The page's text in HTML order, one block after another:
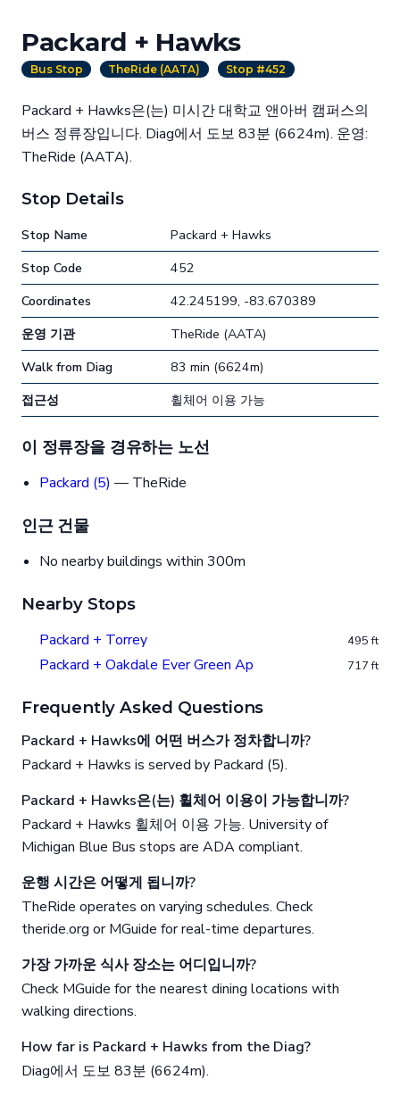
Packard + Hawks
Bus Stop TheRide (AATA) Stop #452
Packard + Hawks은(는) 미시간 대학교 앤아버 캠퍼스의
버스 정류장입니다. Diag에서 도보 83분 (6624m). 운영:
TheRide (AATA).
Stop Details
Stop Name
Packard + Hawks
Stop Code
452
Coordinates
42.245199, -83.670389
운영 기관
TheRide (AATA)
Walk from Diag
83 min (6624m)
접근성
휠체어 이용 가능
이 정류장을 경유하는 노선
Packard (5) — TheRide
인근 건물
No nearby buildings within 300m
Nearby Stops
Packard + Torrey 495 ft
Packard + Oakdale Ever Green Ap 717 ft
Frequently Asked Questions
Packard + Hawks에 어떤 버스가 정차합니까?
Packard + Hawks is served by Packard (5).
Packard + Hawks은(는) 휠체어 이용이 가능합니까?
Packard + Hawks 휠체어 이용 가능. University of
Michigan Blue Bus stops are ADA compliant.
운행 시간은 어떻게 됩니까?
TheRide operates on varying schedules. Check
theride.org or MGuide for real-time departures.
가장 가까운 식사 장소는 어디입니까?
Check MGuide for the nearest dining locations with
walking directions.
How far is Packard + Hawks from the Diag?
Diag에서 도보 83분 (6624m).